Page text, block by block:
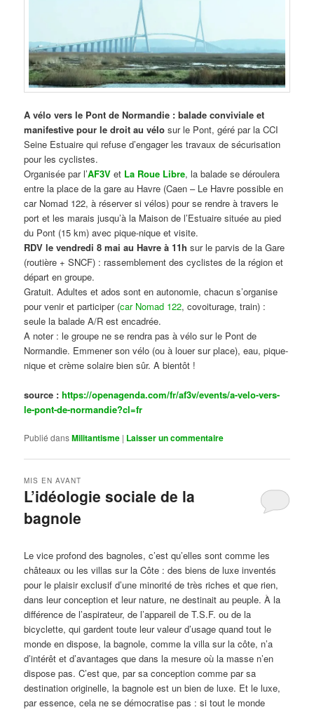
A vélo vers le Pont de Normandie : balade conviviale et
manifestive pour le droit au vélo sur le Pont, géré par la CCI
Seine Estuaire qui refuse d’engager les travaux de sécurisation
pour les cyclistes.
Organisée par l’AF3V et La Roue Libre, la balade se déroulera
entre la place de la gare au Havre (Caen – Le Havre possible en
car Nomad 122, à réserver si vélos) pour se rendre à travers le
port et les marais jusqu’à la Maison de l’Estuaire située au pied
du Pont (15 km) avec pique-nique et visite.
RDV le vendredi 8 mai au Havre à 11h sur le parvis de la Gare
(routière + SNCF) : rassemblement des cyclistes de la région et
départ en groupe.
Gratuit. Adultes et ados sont en autonomie, chacun s’organise
pour venir et participer (car Nomad 122, covoiturage, train) :
seule la balade A/R est encadrée.
A noter : le groupe ne se rendra pas à vélo sur le Pont de
Normandie. Emmener son vélo (ou à louer sur place), eau, pique-
nique et crème solaire bien sûr. A bientôt !
source :https://openagenda.com/fr/af3v/events/a-velo-vers-
le-pont-de-normandie?cl=fr
Publié dansMilitantisme | Laisser un commentaire
L’idéologie sociale de la
bagnole
MIS EN AVANT
Le vice profond des bagnoles, c’est qu’elles sont comme les
châteaux ou les villas sur la Côte : des biens de luxe inventés
pour le plaisir exclusif d’une minorité de très riches et que rien,
dans leur conception et leur nature, ne destinait au peuple. À la
différence de l’aspirateur, de l’appareil de T.S.F. ou de la
bicyclette, qui gardent toute leur valeur d’usage quand tout le
monde en dispose, la bagnole, comme la villa sur la côte, n’a
d’intérêt et d’avantages que dans la mesure où la masse n’en
dispose pas. C’est que, par sa conception comme par sa
destination originelle, la bagnole est un bien de luxe. Et le luxe,
par essence, cela ne se démocratise pas : si tout le monde